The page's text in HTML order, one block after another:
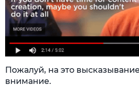
Пожалуй, на это
внимание.